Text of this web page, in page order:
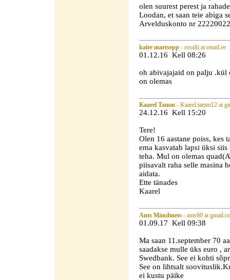
olen suurest perest ja
Loodan, et saan teie abiga
Arvelduskonto nr
kaire martsepp - rosalii at email.ee
01.12.16 Kell 08:26
oh abivajajaid on palju .kül
on olemas
Kaarel Tamm - Kaarel.tamm12 at
24.12.16 Kell 15:20
Tere!
Olen 16 aastane poiss, kes
ema kasvatab lapsi üksi
teha. Mul on olemas
piisavalt raha selle masina
aidata.
Ette tänades
Kaarel
Ants Mändmets - ants60 at
01.09.17 Kell 09:38
Ma saan 11.september 70
saadakse mulle üks euro ,
Swedbank. See ei kohti
See on lihtsalt
ei kustu päike